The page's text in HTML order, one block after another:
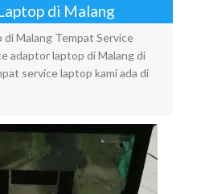
di Malang
Malang Tempat Service
adaptor laptop di Malang di
service laptop kami ada di